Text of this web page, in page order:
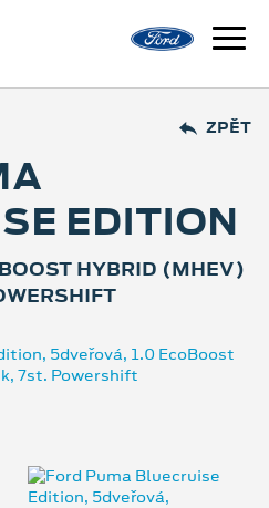
ZPĚT
EDITION
HYBRID (MHEV)